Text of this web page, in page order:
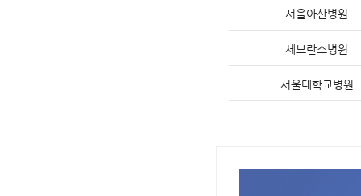
서울아산병원
세브란스병원
서울대학교병원